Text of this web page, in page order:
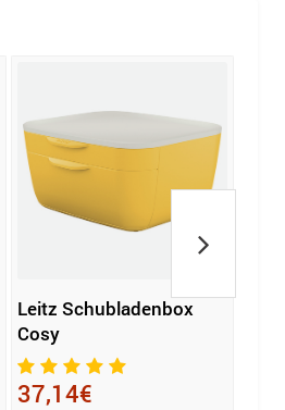
Leitz Schubladenbox
Cosy
37,14€